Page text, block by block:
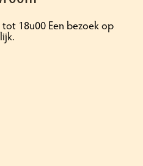
18u00 Een bezoek op